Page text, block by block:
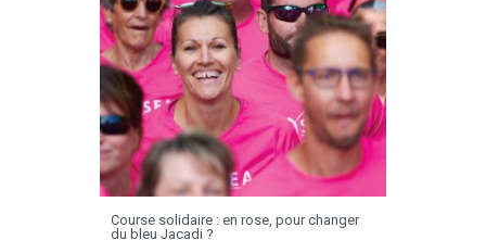
Course solidaire : en rose, pour changer
du bleu Jacadi ?